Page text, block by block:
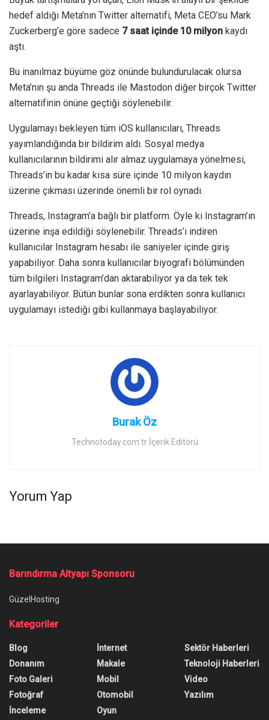
hedef aldığı Meta’nın Twitter alternatifi, Meta CEO’su Mark
Zuckerberg’e göre sadece 7 saat içinde 10 milyon kaydı
aştı.
Bu inanılmaz büyüme göz önünde bulundurulacak olursa
Meta’nın şu anda Threads ile Mastodon diğer birçok Twitter
alternatifinin önüne geçtiği söylenebilir.
Uygulamayı bekleyen tüm iOS kullanıcıları, Threads
yayımlandığında bir bildirim aldı. Sosyal medya
kullanıcılarının bildirimi alır almaz uygulamaya yönelmesi,
Threads’in bu kadar kısa süre içinde 10 milyon kaydın
üzerine çıkması üzerinde önemli bir rol oynadı.
Threads, Instagram’a bağlı bir platform. Öyle ki Instagram’ın
üzerine inşa edildiği söylenebilir. Threads’i indiren
kullanıcılar Instagram hesabı ile saniyeler içinde giriş
yapabiliyor. Daha sonra kullanıcılar biyografi bölümünden
tüm bilgileri Instagram’dan aktarabiliyor ya da tek tek
ayarlayabiliyor. Bütün bunlar sona erdikten sonra kullanıcı
uygulamayı istediği gibi kullanmaya başlayabiliyor.
Burak Öz
Technotoday.com.tr İçerik Editörü
Yorum Yap
Lightning Sıvı Algılandı Hatası
Nasıl Düzeltilir?
Lightning sıvı algılandı uyarısı yüzünden
telefonunuzu şarj edemiyor musunuz? Bu çözüm
yollarını deneyin, sorunu giderin.